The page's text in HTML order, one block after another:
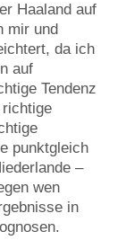
Haaland auf
mir und
da ich
auf
Tendenz
punktgleich
–
wen
in